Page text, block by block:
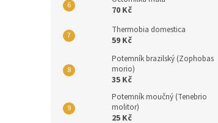
70 Kč
Thermobia domestica
59 Kč
Potemník brazilský (Zophobas
morio)
35 Kč
Potemník moučný (Tenebrio
molitor)
25 Kč